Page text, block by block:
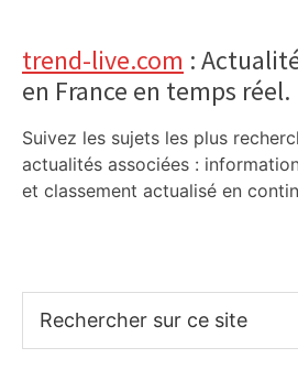
trend-live.com :
en France en temps réel.
Suivez les sujets les plus
actualités associées :
et classement actualisé en
sur